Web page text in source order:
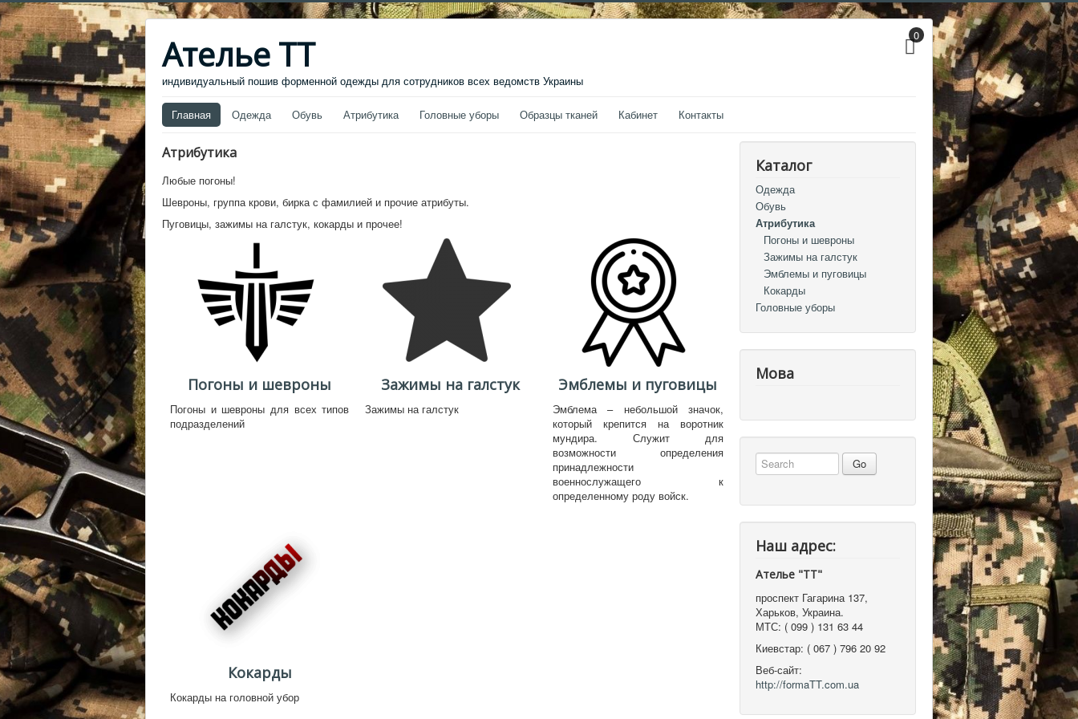
Ателье ТТ
индивидуальный пошив форменной одежды для сотрудников всех ведомств Украины
0
Главная Одежда Обувь Атрибутика Головные уборы Образцы тканей Кабинет Контакты
Атрибутика
Любые погоны!
Шевроны, группа крови, бирка с фамилией и прочие атрибуты.
Пуговицы, зажимы на галстук, кокарды и прочее!
Погоны и шевроны
Погоны и шевроны для всех типов
подразделений
Зажимы на галстук
Зажимы на галстук
Эмблемы и пуговицы
Эмблема – небольшой значок,
который крепится на воротник
мундира. Служит для
возможности определения
принадлежности
военнослужащего к
определенному роду войск.
Кокарды
Кокарды на головной убор
Каталог
Одежда
Обувь
Атрибутика
Погоны и шевроны
Зажимы на галстук
Эмблемы и пуговицы
Кокарды
Головные уборы
Мова
Наш адрес:
Ателье "ТТ"
проспект Гагарина 137,
Харьков, Украина.
МТС: ( 099 ) 131 63 44
Киевстар: ( 067 ) 796 20 92
Веб-сайт:
http://formaTT.com.ua